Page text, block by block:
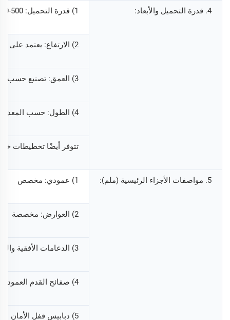
4. قدرة التحميل والأبعاد: 1) قدرة التحميل: 500-1000 كجم / متر مربع.
2) الارتفاع: يعتمد على ارتفاع المستودع
3) العمق: تصنيع حسب الطلب (OEM/ODM)
4) الطول: حسب المعدات الأصلية
تتوفر أيضًا تخطيطات
5. مواصفات الأجزاء الرئيسية (ملم): 1) عمودي: مخصص
2) العوارض: مخصصة
3) الدعامات الأفقية والقطرية: مخصصة
4) صفائح القدم العمودية: مخصصة
5) دبابيس قفل الأمان